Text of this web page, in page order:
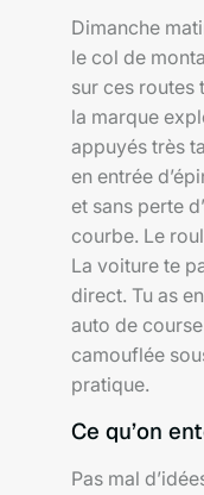
Dimanche
le col de
sur ces routes
la marque
appuyés très
en entrée
et sans perte
courbe. Le
La voiture te
direct. Tu as
auto de
camouflée
pratique.
Ce qu’on
Pas mal